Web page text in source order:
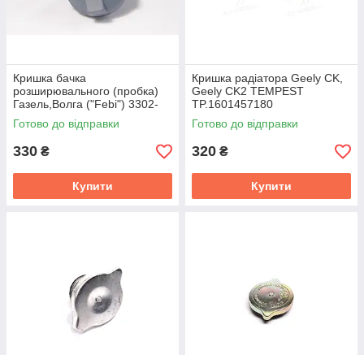
Кришка бачка
розширювального (пробка)
Газель,Волга ("Febi") 3302-
1311065
Готово до відправки
330 ₴
Купити
Кришка радіатора Geely CK,
Geely CK2 TEMPEST
TP.1601457180
Готово до відправки
320 ₴
Купити